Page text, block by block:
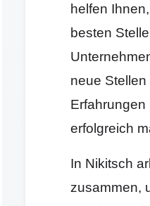
helfen
besten
neue
Erfahrungen
erfolgreich
In Nikitsch
zusammen,